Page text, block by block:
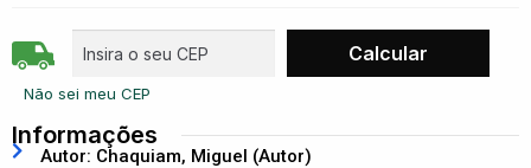
Não sei meu CEP
Informações
Autor: Chaquiam, Miguel (Autor)